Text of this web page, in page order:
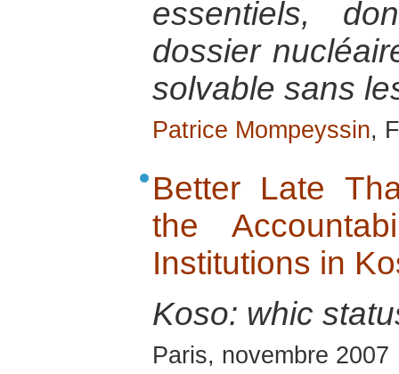
essentiels,
dossier
solvable sans
Patrice Mompeyssin,
Better Late
the
Institutions in
Koso: whic
Paris, novembre 2007